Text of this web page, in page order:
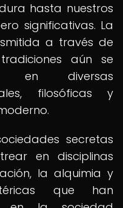
hasta nuestros
significativas. La
a través de
aún se
en diversas
filosóficas y
secretas
en disciplinas
la alquimia y
que han